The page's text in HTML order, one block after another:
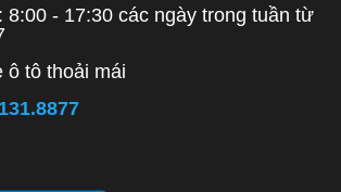
8:00 - 17:30 các ngày trong tuần từ
ô tô thoải mái